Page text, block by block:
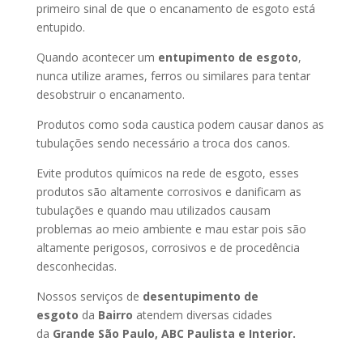
primeiro sinal de que o encanamento de esgoto está
entupido.
Quando acontecer um entupimento de esgoto,
nunca utilize arames, ferros ou similares para tentar
desobstruir o encanamento.
Produtos como soda caustica podem causar danos as
tubulações sendo necessário a troca dos canos.
Evite produtos químicos na rede de esgoto, esses
produtos são altamente corrosivos e danificam as
tubulações e quando mau utilizados causam
problemas ao meio ambiente e mau estar pois são
altamente perigosos, corrosivos e de procedência
desconhecidas.
Nossos serviços de desentupimento de
esgoto da Bairro atendem diversas cidades
da Grande São Paulo, ABC Paulista e Interior.